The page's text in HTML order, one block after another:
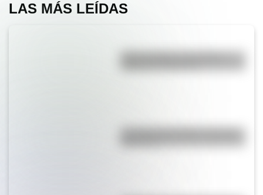
LAS MÁS LEÍDAS
Duda resuelta: ¿es el Truco